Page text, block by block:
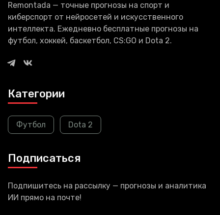
Remontada — точные прогнозы на спорт и
киберспорт от нейросетей и искусственного
интеллекта. Ежедневно бесплатные прогнозы на
футбол, хоккей, баскетбол, CS:GO и Dota 2.
Категории
Футбол Dota 2
Подписаться
Подпишитесь на рассылку — прогнозы и аналитика
ИИ прямо на почте!